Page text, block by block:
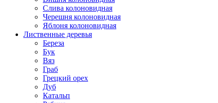
Слива колоновидная
Черешня колоновидная
Яблоня колоновидная
Лиственные деревья
Береза
Бук
Вяз
Граб
Грецкий орех
Дуб
Катальп